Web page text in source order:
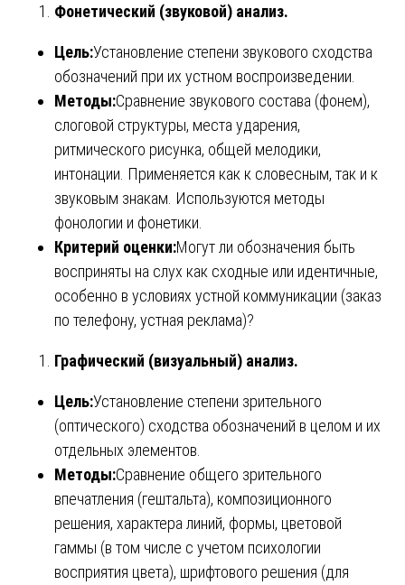
Фонетический (звуковой) анализ.
Цель:Установление степени звукового сходства
обозначений при их устном воспроизведении.
Методы:Сравнение звукового состава (фонем),
слоговой структуры, места ударения,
ритмического рисунка, общей мелодики,
интонации. Применяется как к словесным, так и к
звуковым знакам. Используются методы
фонологии и фонетики.
Критерий оценки:Могут ли обозначения быть
восприняты на слух как сходные или идентичные,
особенно в условиях устной коммуникации (заказ
по телефону, устная реклама)?
Графический (визуальный) анализ.
Цель:Установление степени зрительного
(оптического) сходства обозначений в целом и их
отдельных элементов.
Методы:Сравнение общего зрительного
впечатления (гештальта), композиционного
решения, характера линий, формы, цветовой
гаммы (в том числе с учетом психологии
восприятия цвета), шрифтового решения (для